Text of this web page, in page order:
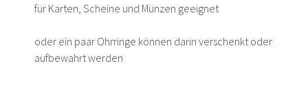
für Karten, Scheine und Münzen geeignet
oder ein paar Ohrringe können darin verschenkt oder
aufbewahrt werden